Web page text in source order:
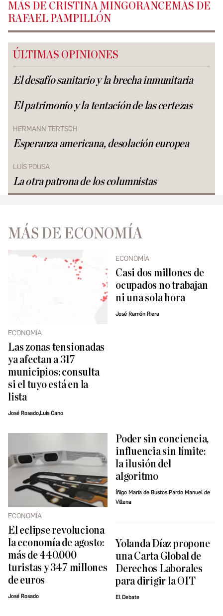
MÁS DE CRISTINA MINGORANCEMÁS DE
RAFAEL PAMPILLÓN
ÚLTIMAS OPINIONES
El desafío sanitario y la brecha inmunitaria
El patrimonio y la tentación de las certezas
HERMANN TERTSCH
Esperanza americana, desolación europea
LUÍS POUSA
La otra patrona de los columnistas
MÁS DE ECONOMÍA
ECONOMÍA
Las zonas tensionadas
ya afectan a 317
municipios: consulta
si el tuyo está en la
lista
José Rosado,Luis Cano
ECONOMÍA
Casi dos millones de
ocupados no trabajan
ni una sola hora
José Ramón Riera
ECONOMÍA
El eclipse revoluciona
la economía de agosto:
más de 440.000
turistas y 347 millones
de euros
José Rosado
Poder sin conciencia,
influencia sin límite:
la ilusión del
algoritmo
Íñigo María de Bustos Pardo Manuel de
Villena
Yolanda Díaz propone
una Carta Global de
Derechos Laborales
para dirigir la OIT
El Debate